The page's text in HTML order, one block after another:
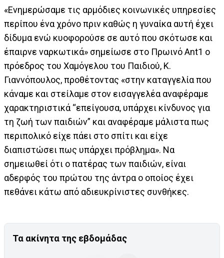
«Ενημερώσαμε τις αρμόδιες κοινωνικές υπηρεσίες
περίπου ένα χρόνο πριν καθώς η γυναίκα αυτή έχει
δίδυμα ενώ κυοφορούσε σε αυτό που σκότωσε και
έπαιρνε ναρκωτικά» σημείωσε στο Πρωινό Ant1 ο
πρόεδρος του Χαμόγελου του Παιδιού, Κ.
Γιαννόπουλος, προθέτοντας «στην καταγγελία που
κάναμε και στείλαμε στον εισαγγελέα αναφέραμε
χαρακτηριστικά “επείγουσα, υπάρχει κίνδυνος για
τη ζωή των παιδιών” και αναφέραμε μάλιστα πως
περιπολικό είχε πάει στο σπίτι και είχε
διαπιστώσει πως υπάρχει πρόβλημα». Να
σημειωθεί ότι ο πατέρας των παιδιών, είναι
αδερφός του πρώτου της άντρα ο οποίος έχει
πεθάνει κάτω από αδιευκρίνιστες συνθήκες.
Τα ακίνητα της εβδομάδας